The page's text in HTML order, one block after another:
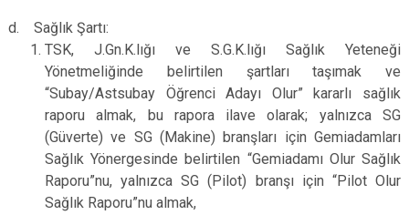
d. Sağlık Şartı:
TSK, J.Gn.K.lığı ve S.G.K.lığı Sağlık Yeteneği
Yönetmeliğinde belirtilen şartları taşımak ve
“Subay/Astsubay Öğrenci Adayı Olur” kararlı sağlık
raporu almak, bu rapora ilave olarak; yalnızca SG
(Güverte) ve SG (Makine) branşları için Gemiadamları
Sağlık Yönergesinde belirtilen “Gemiadamı Olur Sağlık
Raporu”nu, yalnızca SG (Pilot) branşı için “Pilot Olur
Sağlık Raporu”nu almak,